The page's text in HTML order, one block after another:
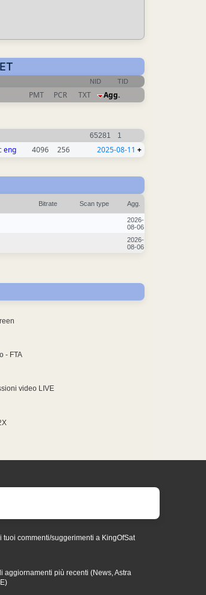
NID TID
PMT PCR TXT Agg.
65281 1
eng 4096 256 2025-08-11 +
Bitrate Scan type Agg.
2026-
08-06
2026-
08-06
- FTA
video LIVE
i tuoi commenti/suggerimenti a KingOfSat
aggiornamenti più recenti (News, Astra